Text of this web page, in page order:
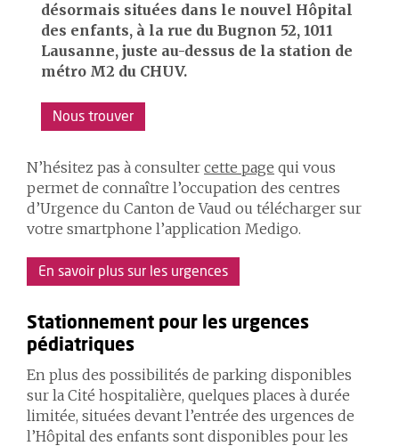
désormais situées dans le nouvel Hôpital
des enfants, à la rue du Bugnon 52, 1011
Lausanne, juste au-dessus de la station de
métro M2 du CHUV.
Nous trouver
N’hésitez pas à consulter cette page qui vous
permet de connaître l’occupation des centres
d’Urgence du Canton de Vaud ou télécharger sur
votre smartphone l’application Medigo.
En savoir plus sur les urgences
​​​​​​Stationnement pour les urgences
pédiatriques
En plus des possibilités de parking disponibles
sur la Cité hospitalière, quelques places à durée
limitée, situées devant l’entrée des urgences de
l’Hôpital des enfants sont disponibles pour les